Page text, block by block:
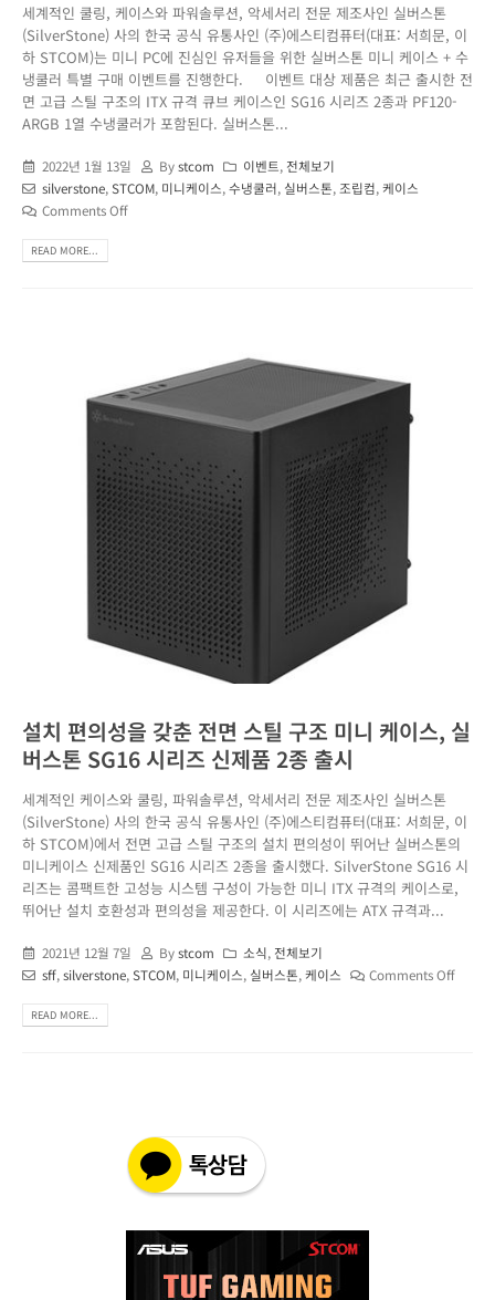
세계적인 쿨링, 케이스와 파워솔루션, 악세서리 전문 제조사인 실버스톤
(SilverStone) 사의 한국 공식 유통사인 (주)에스티컴퓨터(대표: 서희문, 이
하 STCOM)는 미니 PC에 진심인 유저들을 위한 실버스톤 미니 케이스 + 수
냉쿨러 특별 구매 이벤트를 진행한다. 이벤트 대상 제품은 최근 출시한 전
면 고급 스틸 구조의 ITX 규격 큐브 케이스인 SG16 시리즈 2종과 PF120-
ARGB 1열 수냉쿨러가 포함된다. 실버스톤...
2022년 1월 13일 Bystcom 이벤트, 전체보기
silverstone,STCOM, 미니케이스,수냉쿨러, 실버스톤, 조립컴,케이스
Comments Off
READ MORE...
설치 편의성을 갖춘 전면 스틸 구조 미니 케이스, 실
버스톤 SG16 시리즈 신제품 2종 출시
세계적인 케이스와 쿨링, 파워솔루션, 악세서리 전문 제조사인 실버스톤
(SilverStone) 사의 한국 공식 유통사인 (주)에스티컴퓨터(대표: 서희문, 이
하 STCOM)에서 전면 고급 스틸 구조의 설치 편의성이 뛰어난 실버스톤의
미니케이스 신제품인 SG16 시리즈 2종을 출시했다. SilverStone SG16 시
리즈는 콤팩트한 고성능 시스템 구성이 가능한 미니 ITX 규격의 케이스로,
뛰어난 설치 호환성과 편의성을 제공한다. 이 시리즈에는 ATX 규격과...
2021년 12월 7일 Bystcom 소식, 전체보기
sff,silverstone,STCOM, 미니케이스, 실버스톤,케이스 Comments Off
READ MORE...